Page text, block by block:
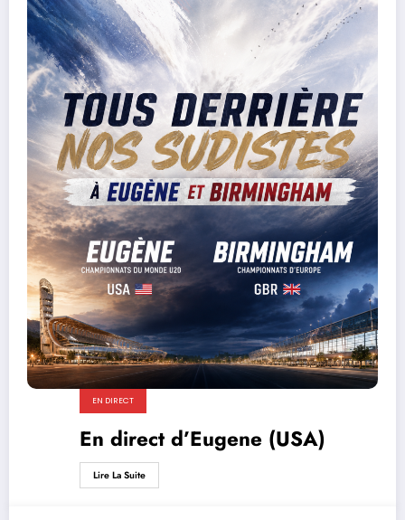
EN DIRECT
En direct d’Eugene (USA)
Lire La Suite